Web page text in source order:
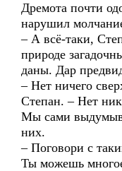
Дремота почти
нарушил
– А всё-таки,
природе
даны. Дар
– Нет ничего
Степан. – Нет
Мы сами
них.
– Поговори с
Ты можешь